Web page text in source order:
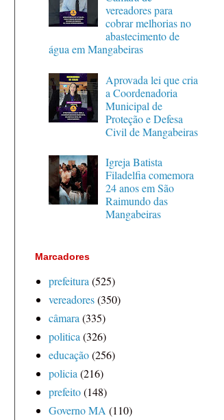
vereadores para
cobrar melhorias no
abastecimento de
água em Mangabeiras
Aprovada lei que cria
a Coordenadoria
Municipal de
Proteção e Defesa
Civil de Mangabeiras
Igreja Batista
Filadelfia comemora
24 anos em São
Raimundo das
Mangabeiras
Marcadores
prefeitura (525)
vereadores(350)
câmara (335)
politica (326)
educação(256)
policia (216)
prefeito(148)
Governo MA (110)